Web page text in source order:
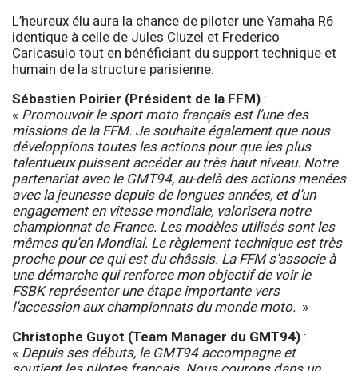
L’heureux élu aura la chance de piloter une Yamaha R6
identique à celle de Jules Cluzel et Frederico
Caricasulo tout en bénéficiant du support technique et
humain de la structure parisienne.
Sébastien Poirier (Président de la FFM) :
« Promouvoir le sport moto français est l’une des
missions de la FFM. Je souhaite également que nous
développions toutes les actions pour que les plus
talentueux puissent accéder au très haut niveau. Notre
partenariat avec le GMT94, au-delà des actions menées
avec la jeunesse depuis de longues années, et d’un
engagement en vitesse mondiale, valorisera notre
championnat de France. Les modèles utilisés sont les
mêmes qu’en Mondial. Le règlement technique est très
proche pour ce qui est du châssis. La FFM s’associe à
une démarche qui renforce mon objectif de voir le
FSBK représenter une étape importante vers
l’accession aux championnats du monde moto. »
Christophe Guyot (Team Manager du GMT94) :
« Depuis ses débuts, le GMT94 accompagne et